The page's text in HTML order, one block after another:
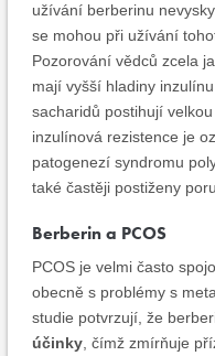
užívání berberinu
se mohou při užívání
Pozorování vědců zcela
mají vyšší hladiny
sacharidů postihují
inzulínová rezistence je
patogenezí syndromu
také častěji postiženy
Berberin a PCOS
PCOS je velmi často
obecně s problémy s
studie potvrzují, že
účinky , čímž zmírňuje